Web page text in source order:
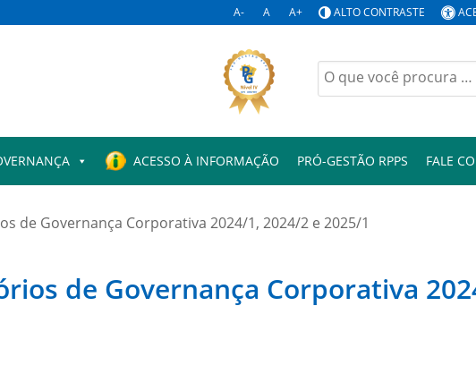
A- A A+ ALTO CONTRASTE
Buscar
por:
ACESSO À INFORMAÇÃO PRÓ-GESTÃO RPPS FALE
de Governança Corporativa 2024/1, 2024/2 e 2025/1
de Governança Corporativa